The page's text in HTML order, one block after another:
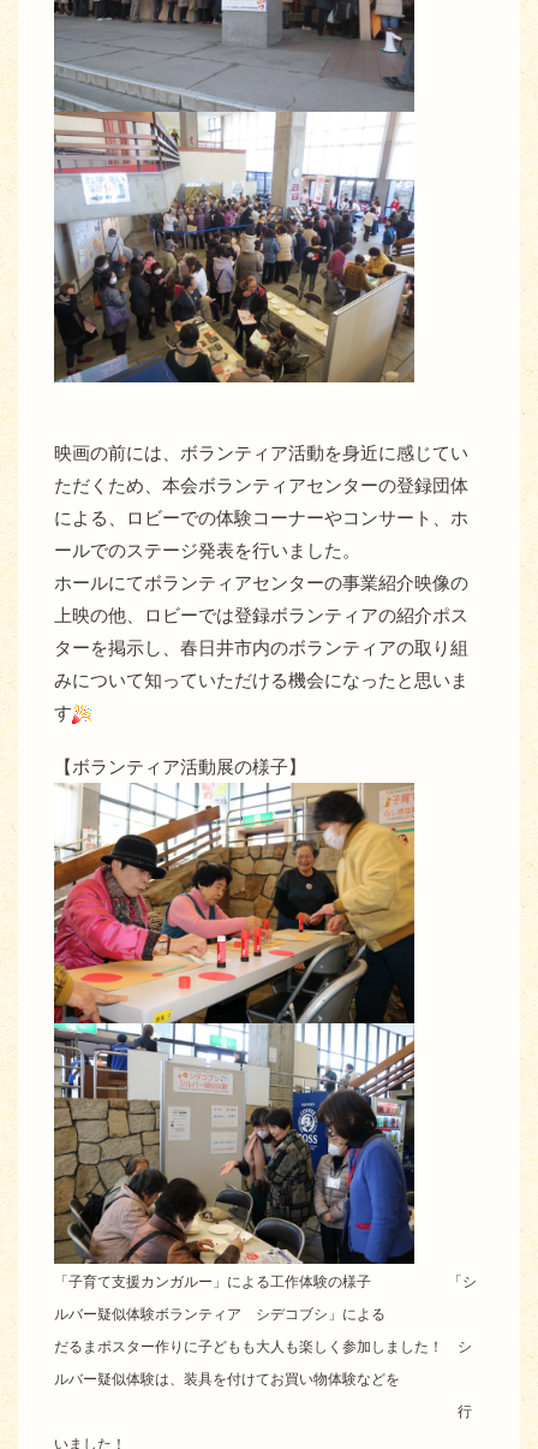
映画の前には、ボランティア活動を身近に感じてい
ただくため、本会ボランティアセンターの登録団体
による、ロビーでの体験コーナーやコンサート、ホ
ールでのステージ発表を行いました。
ホールにてボランティアセンターの事業紹介映像の
上映の他、ロビーでは登録ボランティアの紹介ポス
ターを掲示し、春日井市内のボランティアの取り組
みについて知っていただける機会になったと思いま
す
【ボランティア活動展の様子】
「子育て支援カンガルー」による工作体験の様子
「シ
ルバー疑似体験ボランティア シデコブシ」による
だるまポスター作りに子どもも大人も楽しく参加しました！ シ
ルバー疑似体験は、装具を付けてお買い物体験などを
行
いました！